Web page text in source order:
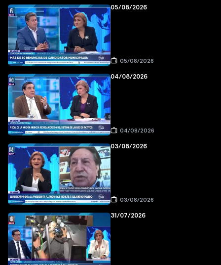
05/08/2026
05/08/2026
04/08/2026
04/08/2026
03/08/2026
03/08/2026
31/07/2026